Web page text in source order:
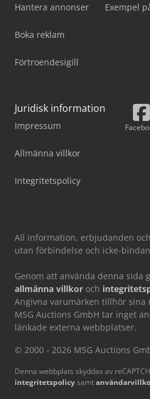
Hantera annonser
Boka reklam
Förtroendesigill
Exempel
Juridisk information
Impressum
Allmänna villkor
Integritetspolicy
All information, erbjudanden
utan förbindelse och icke-
Genom att använda denna sida
allmänna villkor och
Angivna varumärken tillhör sina
MSG Auctions GmbH tar inget
länkade externa webbplatser.
© 2000 - 2026 MSG Auctions
Denna webbplats skyddas av
integritetspolicysamt